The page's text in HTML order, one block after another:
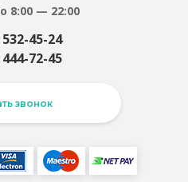
8:00 — 22:00
45-24
72-45
звонок